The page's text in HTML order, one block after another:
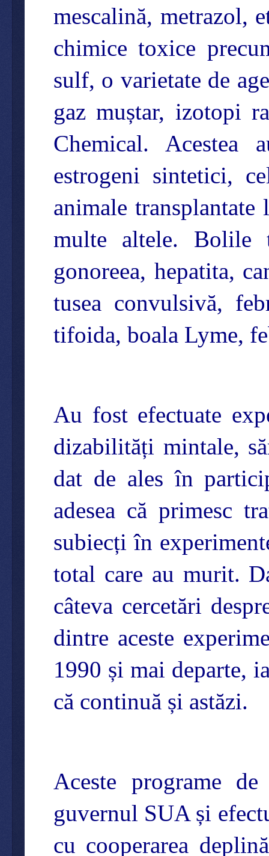
mescalină, metrazol,
chimice toxice
sulf, o varietate de
gaz muștar, izotopi
Chemical. Acestea
estrogeni sintetici,
animale
multe altele. Bolile
gonoreea, hepatita,
tusea convulsivă,
tifoida, boala Lyme,
Au fost efectuate
dizabilități mintale,
dat de ales în
adesea că primesc
subiecți în
total care au murit.
câteva cercetări
dintre aceste
1990 și mai departe,
că continuă și astăzi.
Aceste programe
guvernul SUA și
cu cooperarea